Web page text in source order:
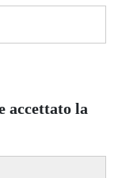
accettato la